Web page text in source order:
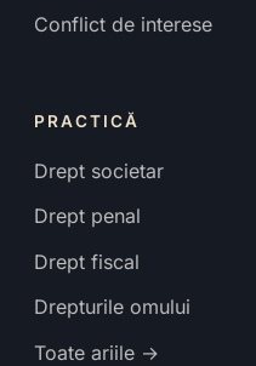
Conflict de interese
PRACTICĂ
Drept societar
Drept penal
Drept fiscal
Drepturile omului
Toate ariile →